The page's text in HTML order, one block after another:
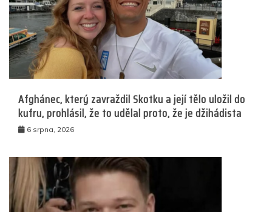
Afghánec, který zavraždil Skotku a její tělo uložil do
kufru, prohlásil, že to udělal proto, že je džihádista
6 srpna, 2026